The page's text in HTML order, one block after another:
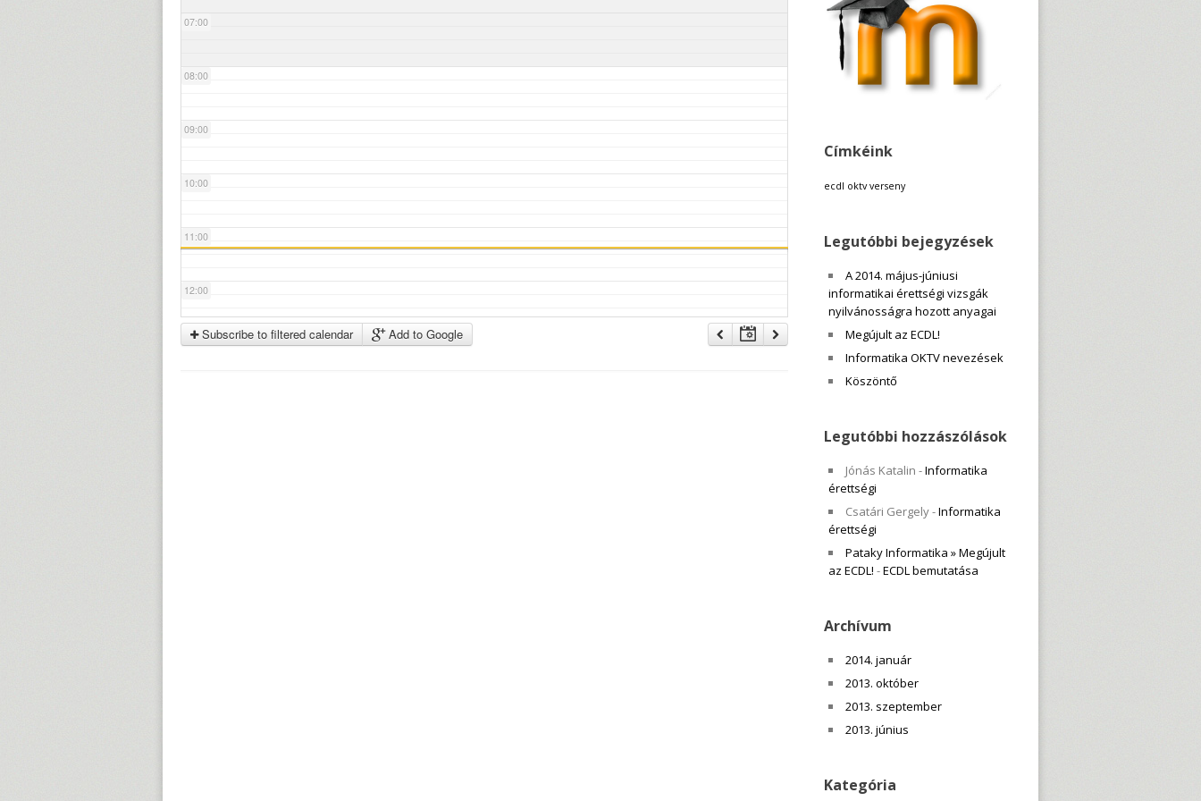
07:00
08:00
09:00
10:00
11:00
12:00
13:00
Subscribe to filtered calendar Add to Google
Címkéink
ecdl oktv verseny
Legutóbbi bejegyzések
A 2014. május-júniusi
informatikai érettségi vizsgák
nyilvánosságra hozott anyagai
Megújult az ECDL!
Informatika OKTV nevezések
Köszöntő
Legutóbbi hozzászólások
Jónás Katalin -Informatika
érettségi
Csatári Gergely-Informatika
érettségi
Pataky Informatika » Megújult
az ECDL! -ECDL bemutatása
Archívum
2014. január
2013. október
2013. szeptember
2013. június
Kategória